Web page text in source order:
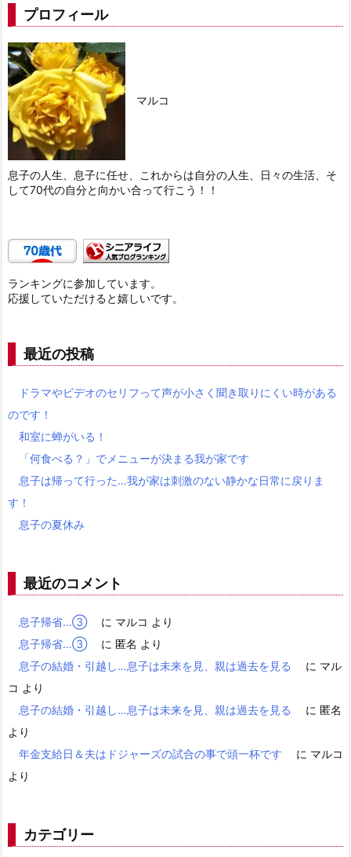
プロフィール
マルコ
息子の人生、息子に任せ、これからは自分の人生、日々の生活、そ
して70代の自分と向かい合って行こう！！
ランキングに参加しています。
応援していただけると嬉しいです。
最近の投稿
ドラマやビデオのセリフって声が小さく聞き取りにくい時がある
のです！
和室に蝉がいる！
「何食べる？」でメニューが決まる我が家です
息子は帰って行った…我が家は刺激のない静かな日常に戻りま
す！
息子の夏休み
最近のコメント
息子帰省…③ に マルコ より
息子帰省…③
に 匿名 より
息子の結婚・引越し…息子は未来を見、親は過去を見る
に マル
コ より
息子の結婚・引越し…息子は未来を見、親は過去を見る
に 匿名
より
年金支給日＆夫はドジャーズの試合の事で頭一杯です
に マルコ
より
カテゴリー